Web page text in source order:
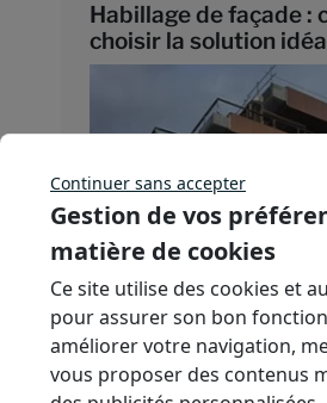
protection durable,
solutions sur mesure
Habillage de façade :
choisir la solution
Continuer sans accepter
Gestion de vos
matière de cookies
Ce site utilise des cookies et
pour assurer son bon
améliorer votre navigation,
vous proposer des contenus